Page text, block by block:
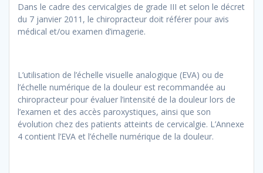
Dans le cadre des cervicalgies de grade III et selon le décret
du 7 janvier 2011, le chiropracteur doit référer pour avis
médical et/ou examen d’imagerie.
L’utilisation de l’échelle visuelle analogique (EVA) ou de
l’échelle numérique de la douleur est recommandée au
chiropracteur pour évaluer l’intensité de la douleur lors de
l’examen et des accès paroxystiques, ainsi que son
évolution chez des patients atteints de cervicalgie. L’Annexe
4 contient l’EVA et l’échelle numérique de la douleur.